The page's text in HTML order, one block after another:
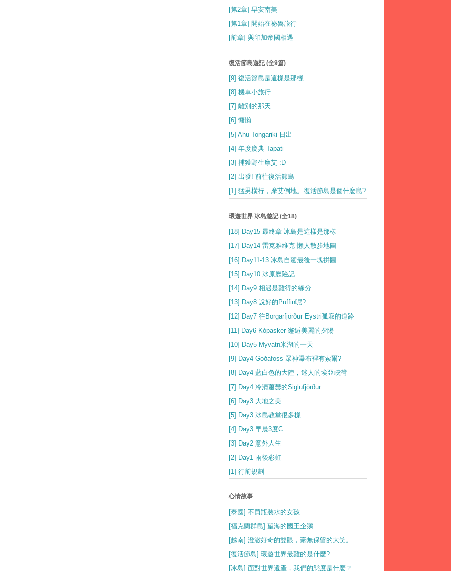
[第2章] 早安南美
[第1章] 開始在祕魯旅行
[前章] 與印加帝國相遇
復活節島遊記 (全9篇)
[9] 復活節島是這樣是那樣
[8] 機車小旅行
[7] 離別的那天
[6] 慵懶
[5] Ahu Tongariki 日出
[4] 年度慶典 Tapati
[3] 捕獲野生摩艾 :D
[2] 出發! 前往復活節島
[1] 猛男橫行，摩艾倒地。復活節島是個什麼島?
環遊世界 冰島遊記 (全18)
[18] Day15 最終章 冰島是這樣是那樣
[17] Day14 雷克雅維克 懶人散步地圖
[16] Day11-13 冰島自駕最後一塊拼圖
[15] Day10 冰原歷險記
[14] Day9 相遇是難得的緣分
[13] Day8 說好的Puffin呢?
[12] Day7 往Borgarfjörður Eystri孤寂的道路
[11] Day6 Kópasker 邂逅美麗的夕陽
[10] Day5 Myvatn米湖的一天
[9] Day4 Goðafoss 眾神瀑布裡有索爾?
[8] Day4 藍白色的大陸，迷人的埃亞峽灣
[7] Day4 冷清蕭瑟的Siglufjörður
[6] Day3 大地之美
[5] Day3 冰島教堂很多樣
[4] Day3 早晨3度C
[3] Day2 意外人生
[2] Day1 雨後彩虹
[1] 行前規劃
心情故事
[泰國] 不買瓶裝水的女孩
[福克蘭群島] 望海的國王企鵝
[越南] 澄澈好奇的雙眼，毫無保留的大笑。
[復活節島] 環遊世界最難的是什麼?
[冰島] 面對世界遺產，我們的態度是什麼？